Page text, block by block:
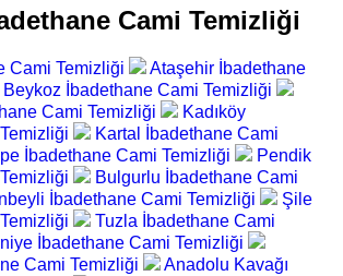
Cami Temizliği
Cami Temizliği
Ataşehir İbadethane
Beykoz İbadethane Cami Temizliği
Cami Temizliği
Kadıköy
Kartal İbadethane Cami
İbadethane Cami Temizliği
Pendik
Bulgurlu İbadethane Cami
İbadethane Cami Temizliği
Şile
Tuzla İbadethane Cami
İbadethane Cami Temizliği
Cami Temizliği
Anadolu Kavağı